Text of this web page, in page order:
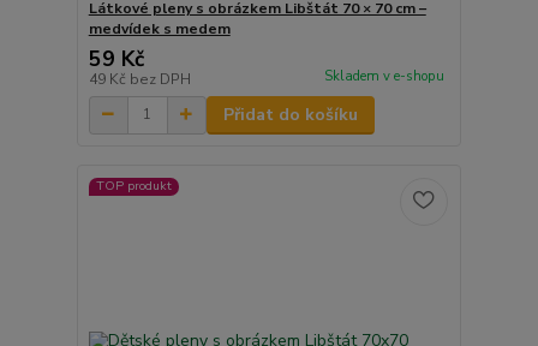
Látkové pleny s obrázkem Libštát 70 × 70 cm –
medvídek s medem
59 Kč
49 Kč bez DPH Skladem v e-shopu
Přidat do košíku
TOP produkt